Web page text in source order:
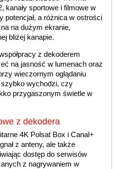
kanały sportowe i filmowe w
potencjał, a różnica w ostrości
na dużym ekranie,
bliżej kanapie.
z dekoderem
na jasność w lumenach oraz
wieczornym oglądaniu
wychodzi, czy
przygaszonym świetle w
z dekodera
4K Polsat Box i Canal+
z anteny, ale także
dostęp do serwisów
z nagrywaniem w